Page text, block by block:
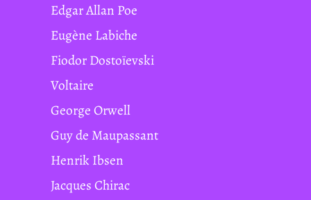
Edgar Allan Poe
Eugène Labiche
Fiodor Dostoïevski
Voltaire
George Orwell
Guy de Maupassant
Henrik Ibsen
Jacques Chirac